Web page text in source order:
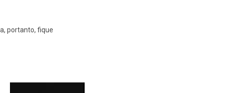
portanto, fique